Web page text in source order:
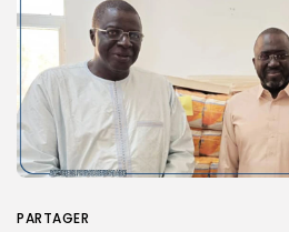
PARTAGER